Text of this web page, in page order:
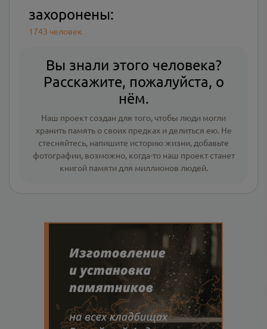
захоронены:
1743 человек
Вы знали этого человека?
Расскажите, пожалуйста, о
нём.
Наш проект создан для того, чтобы люди могли
хранить память о своих предках и делиться ею. Не
стесняйтесь, напишите историю жизни, добавьте
фотографии, возможно, когда-то наш проект станет
книгой памяти для миллионов людей.